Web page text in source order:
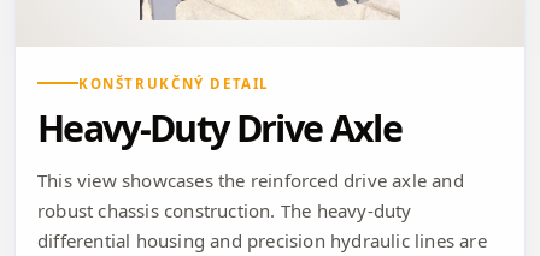
KONŠTRUKČNÝ DETAIL
Heavy-Duty Drive Axle
This view showcases the reinforced drive axle and
robust chassis construction. The heavy-duty
differential housing and precision hydraulic lines are